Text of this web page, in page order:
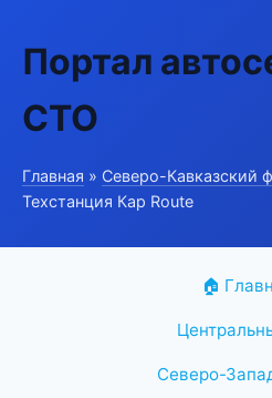
Портал
СТО
Главная » Северо-Кавказский
Техстанция Кар Route
🏠
Северо-